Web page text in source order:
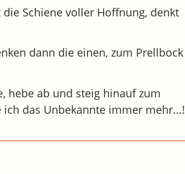
Schiene voller Hoffnung, denkt
dann die einen, zum Prellbock
hebe ab und steig hinauf zum
das Unbekannte immer mehr...!